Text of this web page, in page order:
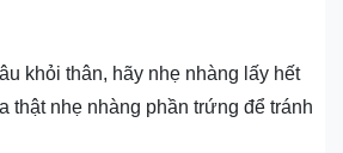
khỏi thân, hãy nhẹ nhàng lấy hết
thật nhẹ nhàng phần trứng để tránh